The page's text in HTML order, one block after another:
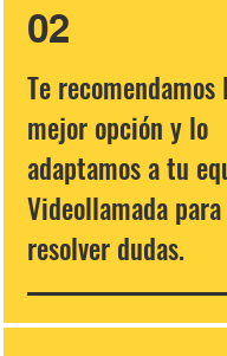
02
Te recomendamos
mejor opción y lo
adaptamos a tu
Videollamada para
resolver dudas.